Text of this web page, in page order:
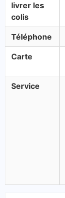
livrer les
colis
Téléphone
Carte
Service